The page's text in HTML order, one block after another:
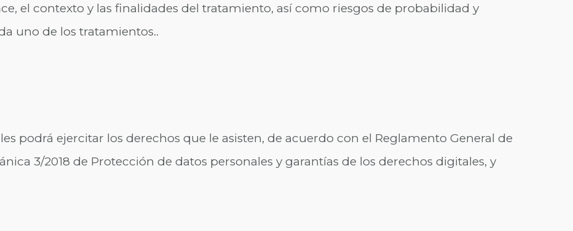
el contexto y las finalidades del tratamiento, así como riesgos de probabilidad y
uno de los tratamientos..
podrá ejercitar los derechos que le asisten, de acuerdo con el Reglamento General de
3/2018 de Protección de datos personales y garantías de los derechos digitales, y